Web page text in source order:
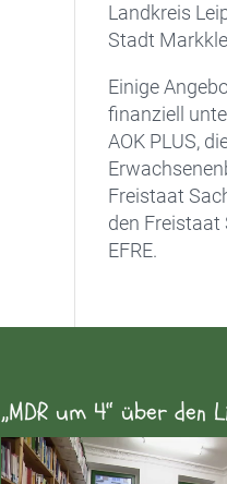
Landkreis
Stadt
Einige
finanziell
AOK PLUS,
Freistaat
den Freistaat
EFRE.
„MDR um 4“ über den
Video-
Player